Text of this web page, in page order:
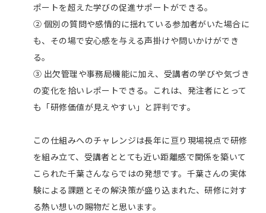
ポートを超えた学びの促進サポートができる。
② 個別の質問や感情的に揺れている参加者がいた場合に
も、その場で安心感を与える声掛けや問いかけができ
る。
③ 出欠管理や事務局機能に加え、受講者の学びや気づき
の変化を拾いレポートできる。これは、発注者にとって
も「研修価値が見えやすい」と評判です。
この仕組みへのチャレンジは長年に亘り現場視点で研修
を組み立て、受講者ととても近い距離感で関係を築いて
こられた千葉さんならではの発想です。千葉さんの実体
験による課題とその解決策が盛り込まれた、研修に対す
る熱い想いの賜物だと思います。